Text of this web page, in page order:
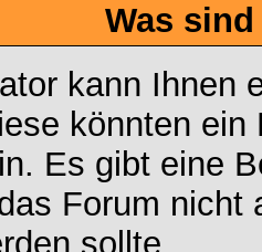
Was
kann Ihnen
könnten
Es gibt eine
Forum nicht
sollte.